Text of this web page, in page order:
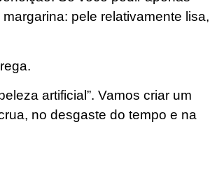
pele relativamente lisa,
artificial”. Vamos criar um
no desgaste do tempo e na